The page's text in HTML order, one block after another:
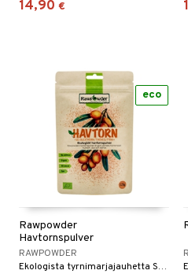
14,90 €
Rawpowder
Havtornspulver
RAWPOWDER
Ekologista tyrnimarjajauhetta Suomesta.
eco